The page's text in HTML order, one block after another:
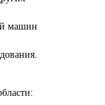
машин